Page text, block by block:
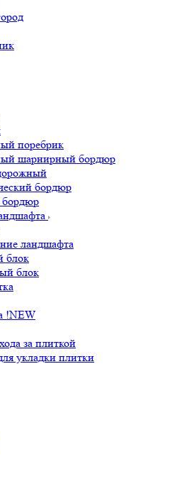
поребрик
шарнирный бордюр
бордюр
ландшафта
блок
блок
!NEW
за плиткой
укладки плитки